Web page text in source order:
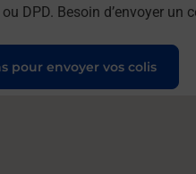
DPD. Besoin d’envoyer un
pour envoyer vos colis